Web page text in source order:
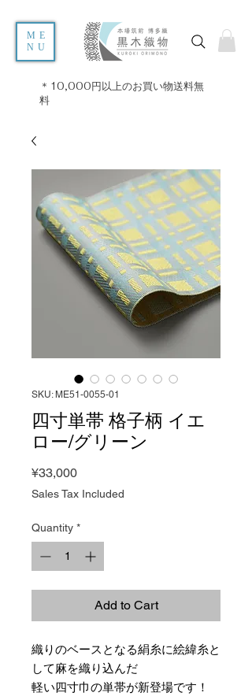
ME
NU
＊10,000円以上のお買い物送料無
料
SKU: ME51-0055-01
四寸単帯 格子柄 イエ
ロー/グリーン
¥33,000Price
Sales Tax Included
Quantity *
Add to Cart
織りのベースとなる絹糸に絵緯糸と
して麻を織り込んだ
軽い四寸巾の単帯が新登場です！